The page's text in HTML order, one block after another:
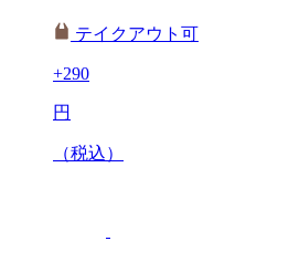
テイクアウト可
+290
円
（税込）